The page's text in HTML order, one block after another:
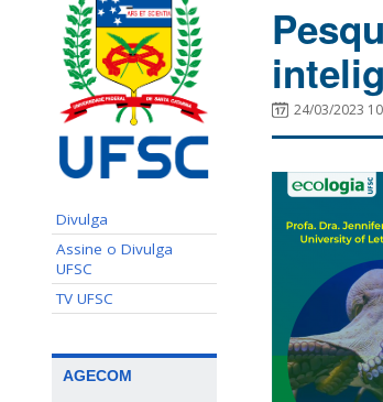
Divulga
Assine o Divulga
UFSC
TV UFSC
AGECOM
24/03/2023